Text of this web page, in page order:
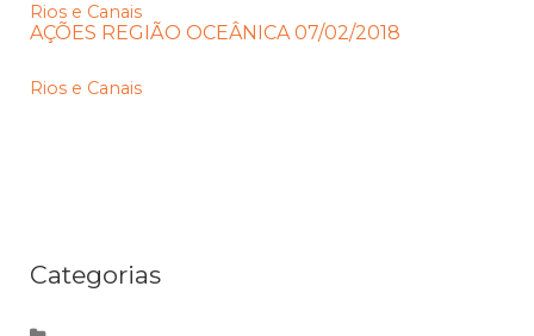
Rios e Canais
AÇÕES REGIÃO OCEÂNICA 07/02/2018
Rios e Canais
Categorias